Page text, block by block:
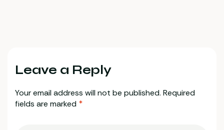
Leave a Reply
Your email address will not be published. Required
fields are marked *